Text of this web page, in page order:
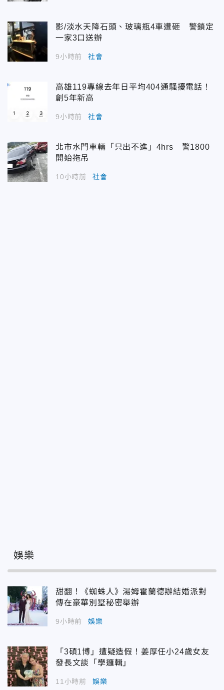
影/淡水天降石頭、玻璃瓶4車遭砸 警鎖定
一家3口送辦
9小時前 社會
高雄119專線去年日平均404通騷擾電話！
創5年新高
9小時前 社會
北市水門車輛「只出不進」4hrs 警1800
開始拖吊
10小時前 社會
娛樂
甜翻！《蜘蛛人》湯姆霍蘭德辦結婚派對
傳在豪華別墅秘密舉辦
9小時前 娛樂
「3碩1博」遭疑造假！姜厚任小24歲女友
發長文談「學邏輯」
11小時前 娛樂